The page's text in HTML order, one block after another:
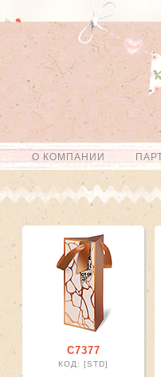
О КОМПАНИИ
С7377
КОД: [STD]